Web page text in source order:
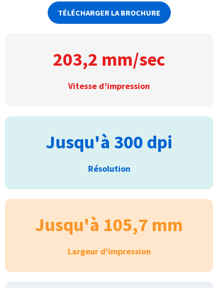
TÉLÉCHARGER LA BROCHURE
203,2 mm/sec
Vitesse d’impression
Jusqu'à 300 dpi
Résolution
Jusqu'à 105,7 mm
Largeur d'impression